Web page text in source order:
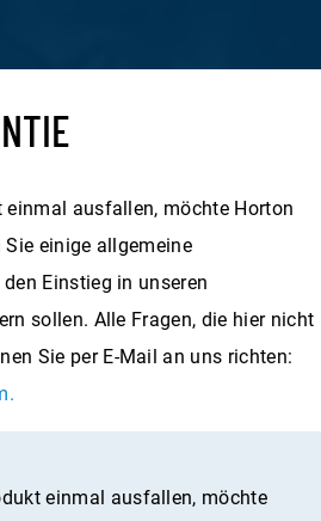
ausfallen, möchte Horton
einige allgemeine
Einstieg in unseren
sollen. Alle Fragen, die hier nicht
Sie per E-Mail an uns richten:
einmal ausfallen, möchte